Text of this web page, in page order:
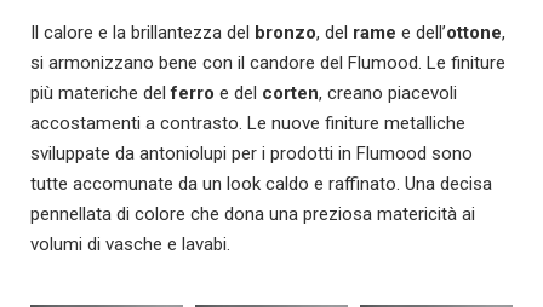
Il calore e la brillantezza del bronzo, del rame e dell’ottone,
si armonizzano bene con il candore del Flumood. Le finiture
più materiche delferro e del corten, creano piacevoli
accostamenti a contrasto. Le nuove finiture metalliche
sviluppate da antoniolupi per i prodotti in Flumood sono
tutte accomunate da un look caldo e raffinato. Una decisa
pennellata di colore che dona una preziosa matericità ai
volumi di vasche e lavabi.